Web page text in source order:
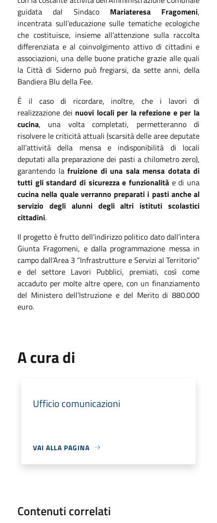
guidata dal Sindaco Mariateresa Fragomeni,
incentrata sull’educazione sulle tematiche ecologiche
che costituisce, insieme all’attenzione sulla raccolta
differenziata e al coinvolgimento attivo di cittadini e
associazioni, una delle buone pratiche grazie alle quali
la Città di Siderno può fregiarsi, da sette anni, della
Bandiera Blu della Fee.
È il caso di ricordare, inoltre, che i lavori di
realizzazione dei nuovi locali per la refezione e per la
cucina, una volta completati, permetteranno di
risolvere le criticità attuali (scarsità delle aree deputate
all’attività della mensa e indisponibilità di locali
deputati alla preparazione dei pasti a chilometro zero),
garantendo la fruizione di una sala mensa dotata di
tutti gli standard di sicurezza e funzionalità e di una
cucina nella quale verranno preparati i pasti anche al
servizio degli alunni degli altri istituti scolastici
cittadini.
Il progetto è frutto dell’indirizzo politico dato dall’intera
Giunta Fragomeni, e dalla programmazione messa in
campo dall’Area 3 ”Infrastrutture e Servizi al Territorio”
e del settore Lavori Pubblici, premiati, così come
accaduto per molte altre opere, con un finanziamento
del Ministero dell’Istruzione e del Merito di 880.000
euro.
A cura di
Ufficio comunicazioni
VAI ALLA PAGINA
Contenuti correlati